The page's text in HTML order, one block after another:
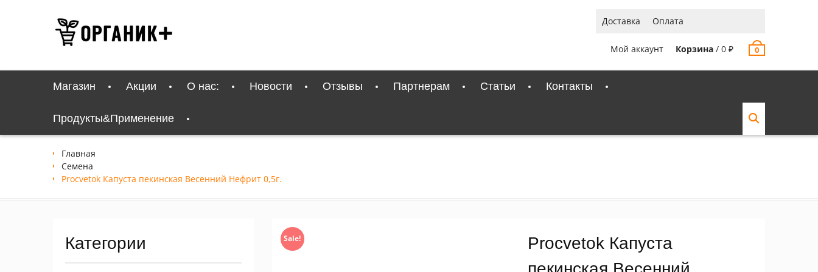
содержимому
Доставка Оплата
Мой аккаунт Корзина / 0 ₽ 0
Магазин Акции О нас: Новости Отзывы Партнерам Статьи Контакты
Продукты&Применение
Главная
Семена
Procvetok Капуста пекинская Весенний Нефрит 0,5г.
Sale!
Procvetok Капуста
Категории